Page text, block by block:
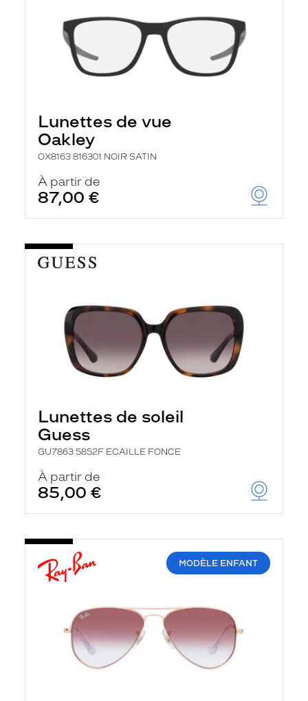
Lunettes de vue
Oakley
OX8163 816301 NOIR SATIN
À partir de
87,00 €
Lunettes de soleil
Guess
GU7863 5852F ECAILLE FONCE
À partir de
85,00 €
MODÈLE ENFANT